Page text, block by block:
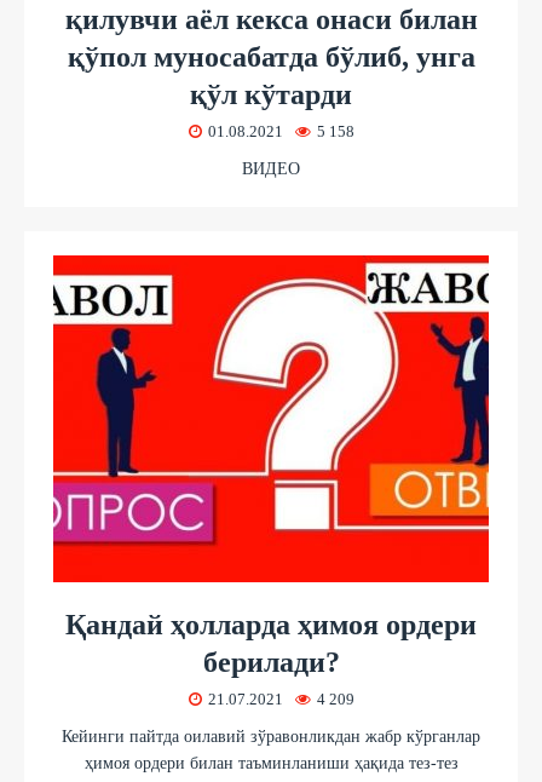
қилувчи аёл кекса онаси билан
қўпол муносабатда бўлиб, унга
қўл кўтарди
01.08.2021 5 158
ВИДЕО
Қандай ҳолларда ҳимоя ордери
берилади?
21.07.2021 4 209
Кейинги пайтда оилавий зўравонликдан жабр кўрганлар
ҳимоя ордери билан таъминланиши ҳақида тез-тез